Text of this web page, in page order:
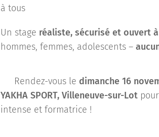
à tous
Un stage réaliste, sécurisé et ouvert
hommes, femmes, adolescents –
📍 Rendez-vous le dimanche 16
YAKHA SPORT, Villeneuve-sur-Lot
intense et formatrice !